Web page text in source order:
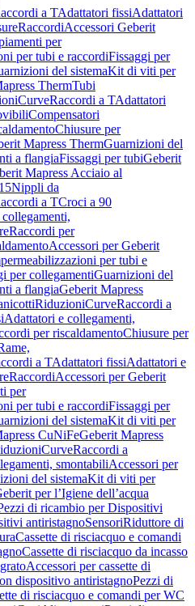
a TAdattatori fissiAdattatori
RaccordiAccessori Geberit
per
per tubi e raccordiFissaggi per
del sistemaKit di viti per
ThermTubi
CurveRaccordi a TAdattatori
Compensatori
Chiusure per
Mapress ThermGuarnizioni del
a flangiaFissaggi per tubiGeberit
Mapress Acciaio al
Nippli da
a TCroci a 90
Raccordi per
Accessori per Geberit
per tubi e
per collegamentiGuarnizioni del
a flangiaGeberit Mapress
RiduzioniCurveRaccordi a
Adattatori e collegamenti,
per riscaldamentoChiusure per
a TAdattatori fissiAdattatori e
RaccordiAccessori per Geberit
per
per tubi e raccordiFissaggi per
del sistemaKit di viti per
CuNiFeGeberit Mapress
CurveRaccordi a
smontabiliAccessori per
del sistemaKit di viti per
per l’Igiene dell’acqua
di ricambio per Dispositivi
antiristagnoSensoriRiduttore di
Cassette di risciacquo e comandi
Cassette di risciacquo da incasso
Accessori per cassette di
dispositivo antiristagnoPezzi di
di risciacquo e comandi per WC